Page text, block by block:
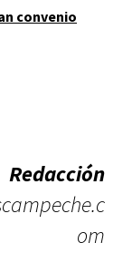
convenio
Redacción
om